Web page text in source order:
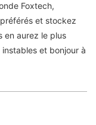
Foxtech,
et stockez
en aurez le plus
et bonjour à